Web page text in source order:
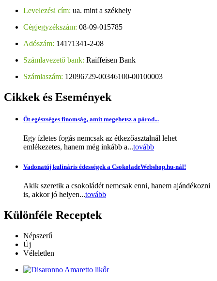
Levelezési cím: ua. mint a székhely
Cégjegyzékszám: 08-09-015785
Adószám: 14171341-2-08
Számlavezető bank: Raiffeisen Bank
Számlaszám: 12096729-00346100-00100003
Cikkek és Események
Öt egészséges finomság, amit megehetsz a párod...
Egy ízletes fogás nemcsak az étkezőasztalnál lehet
emlékezetes, hanem még inkább a...tovább
Vadonatúj kulináris édességek a CsokoladeWebshop.hu-nál!
Akik szeretik a csokoládét nemcsak enni, hanem ajándékozni
is, akkor jó helyen...tovább
Különféle Receptek
Népszerű
Új
Véleletlen